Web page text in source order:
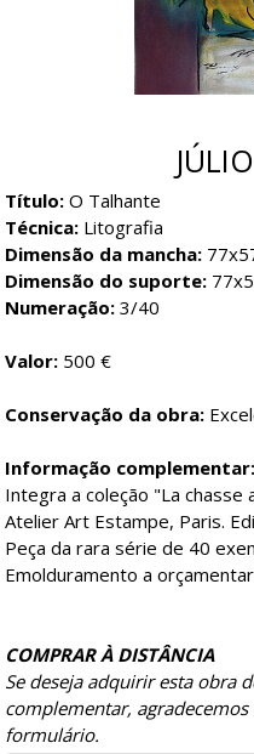
Título:O Talhante
Técnica: Litografia
Dimensão da mancha:
Dimensão do suporte:
Numeração:3/40
Valor: 500 €
Conservação da obra:
Informação complementar:
Integra a coleção "La chasse
Atelier Art Estampe, Paris.
Peça da rara série de 40
Emolduramento a
COMPRAR À DISTÂNCIA
Se deseja adquirir esta obra
complementar,
formulário.